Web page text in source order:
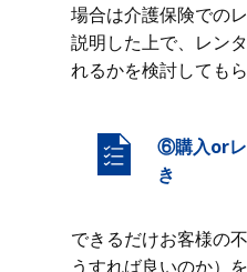
場合は介護保険での
説明した上で、レン
れるかを検討してもら
⑥購入orレ
き
できるだけお客様の
うすれば良いのか）